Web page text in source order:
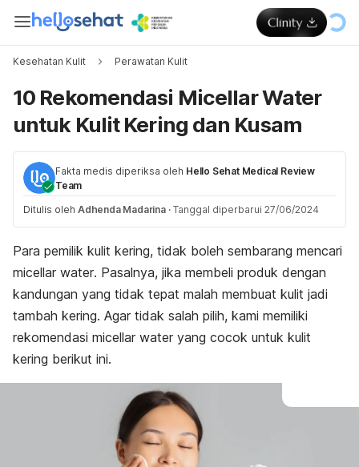
Kesehatan Kulit Perawatan Kulit
10 Rekomendasi Micellar Water
untuk Kulit Kering dan Kusam
Fakta medis diperiksa oleh Hello Sehat Medical Review
Team
Ditulis oleh Adhenda Madarina · Tanggal diperbarui 27/06/2024
Para pemilik kulit kering, tidak boleh sembarang mencari
micellar water. Pasalnya, jika membeli produk dengan
kandungan yang tidak tepat malah membuat kulit jadi
tambah kering. Agar tidak salah pilih, kami memiliki
rekomendasi micellar water yang cocok untuk kulit
kering berikut ini.